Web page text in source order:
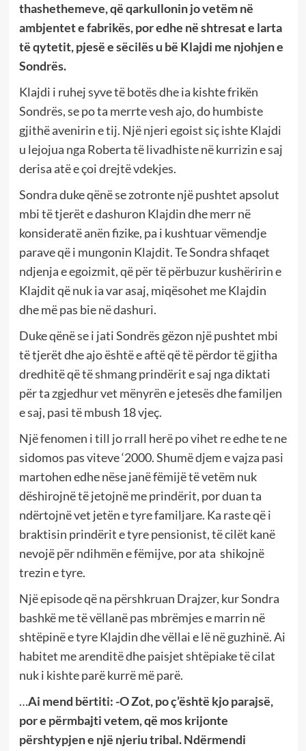
thashethemeve, që qarkullonin jo vetëm në
ambjentet e fabrikës, por edhe në shtresat e larta
të qytetit, pjesë e sëcilës u bë Klajdi me njohjen e
Sondrës.
Klajdi i ruhej syve të botës dhe ia kishte frikën
Sondrës, se po ta merrte vesh ajo, do humbiste
gjithë avenirin e tij. Një njeri egoist siç ishte Klajdi
u lejojua nga Roberta të livadhiste në kurrizin e saj
derisa atë e çoi drejtë vdekjes.
Sondra duke qënë se zotronte një pushtet apsolut
mbi të tjerët e dashuron Klajdin dhe merr në
konsideratë anën fizike, pa i kushtuar vëmendje
parave që i mungonin Klajdit. Te Sondra shfaqet
ndjenja e egoizmit, që për të përbuzur kushëririn e
Klajdit që nuk ia var asaj, miqësohet me Klajdin
dhe më pas bie në dashuri.
Duke qënë se i jati Sondrës gëzon një pushtet mbi
të tjerët dhe ajo është e aftë që të përdor të gjitha
dredhitë që të shmang prindërit e saj nga diktati
për ta zgjedhur vet mënyrën e jetesës dhe familjen
e saj, pasi të mbush 18 vjeç.
Një fenomen i till jo rrall herë po vihet re edhe te ne
sidomos pas viteve ‘2000. Shumë djem e vajza pasi
martohen edhe nëse janë fëmijë të vetëm nuk
dëshirojnë të jetojnë me prindërit, por duan ta
ndërtojnë vet jetën e tyre familjare. Ka raste që i
braktisin prindërit e tyre pensionist, të cilët kanë
nevojë për ndihmën e fëmijve, por ata shikojnë
trezin e tyre.
Një episode që na përshkruan Drajzer, kur Sondra
bashkë me të vëllanë pas mbrëmjes e marrin në
shtëpinë e tyre Klajdin dhe vëllai e lë në guzhinë. Ai
habitet me arenditë dhe paisjet shtëpiake të cilat
nuk i kishte parë kurrë më parë.
…Ai mend bërtiti: -O Zot, po ç’është kjo parajsë,
por e përmbajti vetem, që mos krijonte
përshtypjen e një njeriu tribal. Ndërmendi